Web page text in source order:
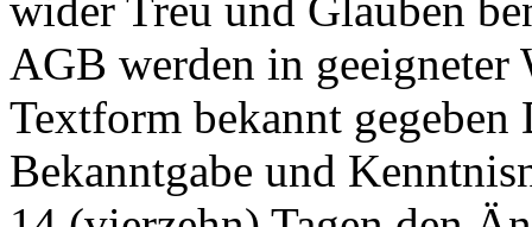
AGB werden in
Textform bekannt gegeben
Bekanntgabe und